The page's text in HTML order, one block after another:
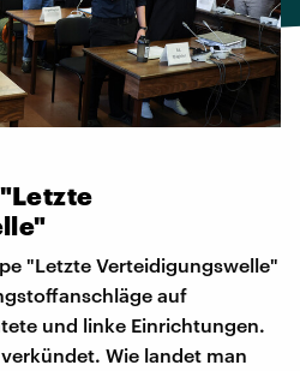
"Letzte
"Letzte Verteidigungswelle"
auf
und linke Einrichtungen.
Wie landet man